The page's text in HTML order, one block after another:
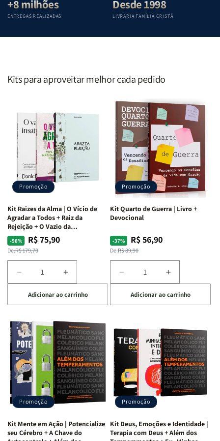
+8 milhões
ENTREGAS REALIZADAS
Desde 1998
LIVRARIA FAMÍLIA CRISTÃ
Kits para aproveitar melhor cada pedido
Promoção
Kit Raizes da Alma | O Vício de
Agradar a Todos + Raiz da
Rejeição + O Vazio da
Insatisfação.
-58%
Preço
normal
De:R$ 179,70
Preço
promocional
R$ 75,90
Diminuir
a
quantidade
de
Raizes
da
Alma
|
O
Vício
Agradar
a
Todos
+
Aumentar
a
quantidade
de
Raizes
da
Alma
|
O
Vício
de
Agradar
Todos
+
Adicionar ao carrinho
Promoção
Kit Quarto de Guerra | Livro +
Devocional
-37%
Preço
normal
De:R$ 89,90
Preço
promocional
R$ 56,90
Diminuir
a
quantidade
de
Quarto
de
Guerra
Livro
+
Devocional
Aumentar
a
quantidade
de
Quarto
de
Guerra
|
Livro
+
Devocional
Adicionar ao carrinho
Promoção
Kit Mente em Ação | Potencialize
seu Cérebro + A Chave do
Promoção
Kit Deus, Emoções e Identidade |
Terapia com Deus + Além dos